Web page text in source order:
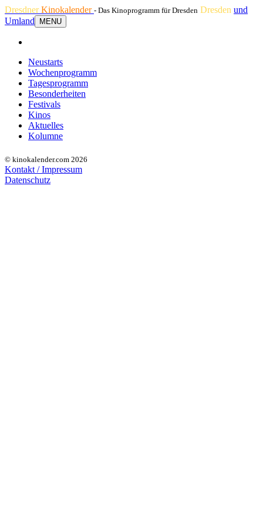
DresdnerKinokalender - Das Kinoprogramm für Dresden Dresden und
Umland
MENU
Neustarts
Wochenprogramm
Tagesprogramm
Besonderheiten
Festivals
Kinos
Aktuelles
Kolumne
© kinokalender.com 2026
Kontakt / Impressum
Datenschutz